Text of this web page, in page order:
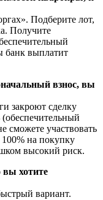
Подберите лот,
Получите
банк выплатит
взнос, вы
закроют сделку
(обеспечительный
сможете участвовать
100% на покупку
высокий риск.
вы хотите
вариант.